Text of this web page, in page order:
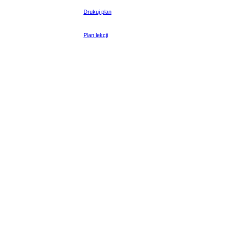
Drukuj plan
Plan lekcji